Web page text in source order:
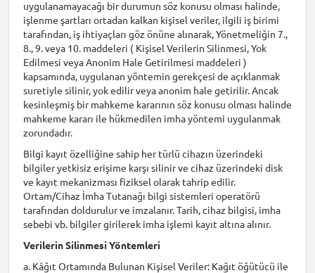
uygulanamayacağı bir durumun söz konusu olması halinde,
işlenme şartları ortadan kalkan kişisel veriler, ilgili iş birimi
tarafından, iş ihtiyaçları göz önüne alınarak, Yönetmeliğin 7.,
8., 9. veya 10. maddeleri ( Kişisel Verilerin Silinmesi, Yok
Edilmesi veya Anonim Hale Getirilmesi maddeleri )
kapsamında, uygulanan yöntemin gerekçesi de açıklanmak
suretiyle silinir, yok edilir veya anonim hale getirilir. Ancak
kesinleşmiş bir mahkeme kararının söz konusu olması halinde
mahkeme kararı ile hükmedilen imha yöntemi uygulanmak
zorundadır.
Bilgi kayıt özelliğine sahip her türlü cihazın üzerindeki
bilgiler yetkisiz erişime karşı silinir ve cihaz üzerindeki disk
ve kayıt mekanizması fiziksel olarak tahrip edilir.
Ortam/Cihaz İmha Tutanağı bilgi sistemleri operatörü
tarafından doldurulur ve imzalanır. Tarih, cihaz bilgisi, imha
sebebi vb. bilgiler girilerek imha işlemi kayıt altına alınır.
Verilerin Silinmesi Yöntemleri
a. Kâğıt Ortamında Bulunan Kişisel Veriler: Kağıt öğütücü ile